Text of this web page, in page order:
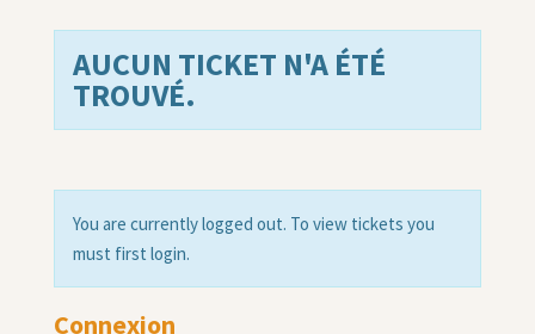
AUCUN TICKET N'A ÉTÉ
TROUVÉ.
You are currently logged out. To view tickets you
must first login.
Connexion